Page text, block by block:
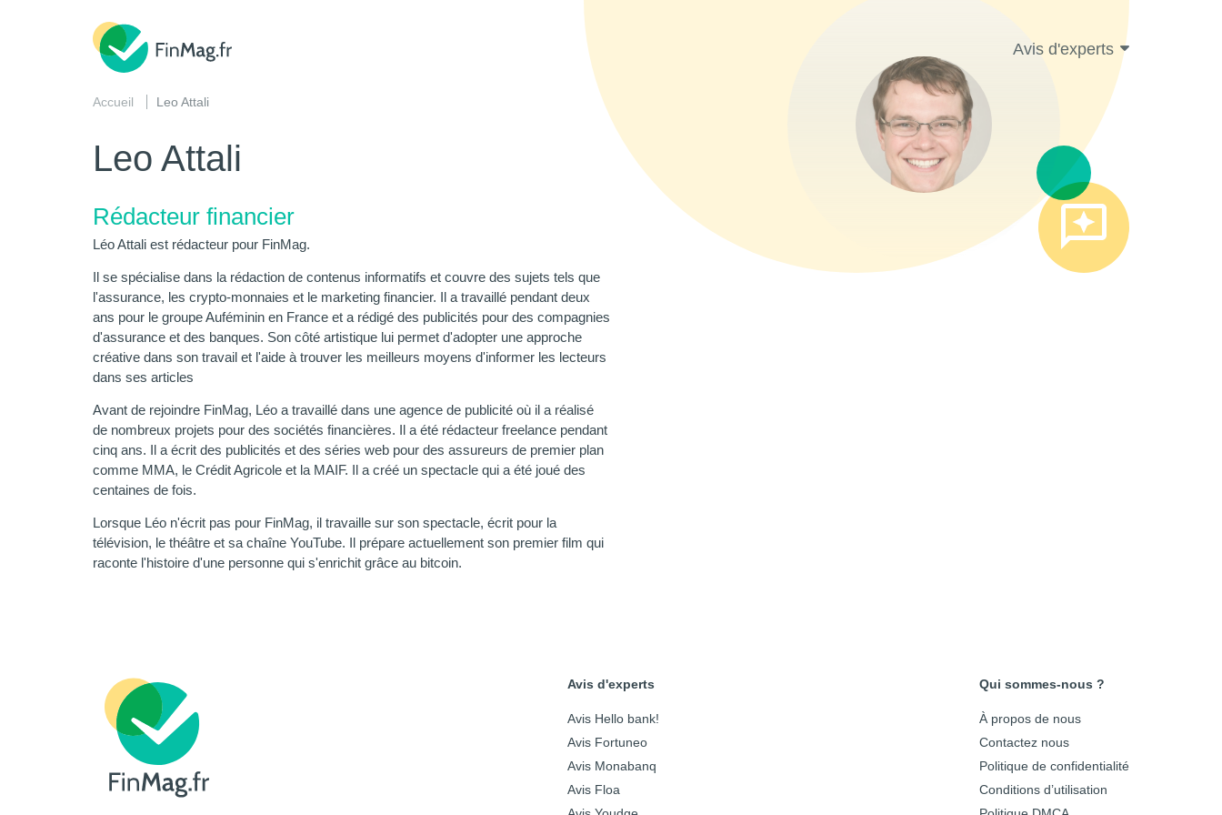
Avis d'experts
Accueil Leo Attali
Leo Attali
Rédacteur financier
Léo Attali est rédacteur pour FinMag.
Il se spécialise dans la rédaction de contenus informatifs et couvre des sujets tels que
l'assurance, les crypto-monnaies et le marketing financier. Il a travaillé pendant deux
ans pour le groupe Auféminin en France et a rédigé des publicités pour des compagnies
d'assurance et des banques. Son côté artistique lui permet d'adopter une approche
créative dans son travail et l'aide à trouver les meilleurs moyens d'informer les lecteurs
dans ses articles
Avant de rejoindre FinMag, Léo a travaillé dans une agence de publicité où il a réalisé
de nombreux projets pour des sociétés financières. Il a été rédacteur freelance pendant
cinq ans. Il a écrit des publicités et des séries web pour des assureurs de premier plan
comme MMA, le Crédit Agricole et la MAIF. Il a créé un spectacle qui a été joué des
centaines de fois.
Lorsque Léo n'écrit pas pour FinMag, il travaille sur son spectacle, écrit pour la
télévision, le théâtre et sa chaîne YouTube. Il prépare actuellement son premier film qui
raconte l'histoire d'une personne qui s'enrichit grâce au bitcoin.
Avis d'experts
Avis Hello bank!
Avis Fortuneo
Avis Monabanq
Avis Floa
Qui sommes-nous ?
À propos de nous
Contactez nous
Politique de confidentialité
Conditions d’utilisation